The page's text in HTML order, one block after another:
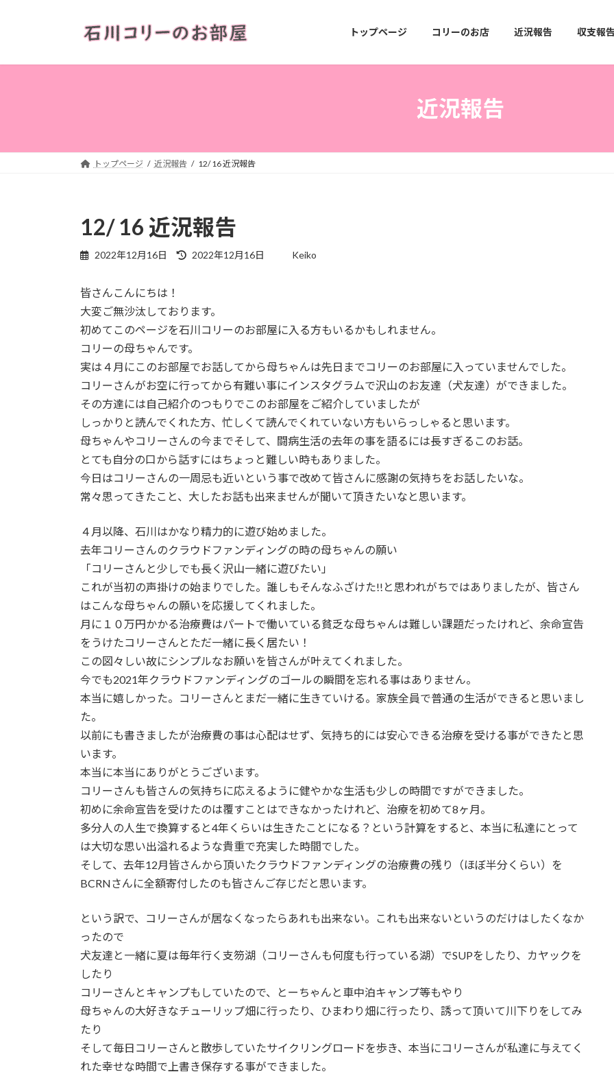
プ
動
トップページ コリーのお店 近況報告 収支報告
近況報告
トップページ 近況報告 12/ 16 近況報告
12/ 16 近況報告
2022年12月16日
最
日
時
:
2022年12月16日 Keiko
皆さんこんにちは！
大変ご無沙汰しております。
初めてこのページを石川コリーのお部屋に入る方もいるかもしれません。
コリーの母ちゃんです。
実は４月にこのお部屋でお話してから母ちゃんは先日までコリーのお部屋に入っていませんでした。
コリーさんがお空に行ってから有難い事にインスタグラムで沢山のお友達（犬友達）ができました。
その方達には自己紹介のつもりでこのお部屋をご紹介していましたが
しっかりと読んでくれた方、忙しくて読んでくれていない方もいらっしゃると思います。
母ちゃんやコリーさんの今までそして、闘病生活の去年の事を語るには長すぎるこのお話。
とても自分の口から話すにはちょっと難しい時もありました。
今日はコリーさんの一周忌も近いという事で改めて皆さんに感謝の気持ちをお話したいな。
常々思ってきたこと、大したお話も出来ませんが聞いて頂きたいなと思います。
４月以降、石川はかなり精力的に遊び始めました。
去年コリーさんのクラウドファンディングの時の母ちゃんの願い
「コリーさんと少しでも長く沢山一緒に遊びたい」
これが当初の声掛けの始まりでした。誰しもそんなふざけた!!と思われがちではありましたが、皆さん
はこんな母ちゃんの願いを応援してくれました。
月に１０万円かかる治療費はパートで働いている貧乏な母ちゃんは難しい課題だったけれど、余命宣告
をうけたコリーさんとただ一緒に長く居たい！
この図々しい故にシンプルなお願いを皆さんが叶えてくれました。
今でも2021年クラウドファンディングのゴールの瞬間を忘れる事はありません。
本当に嬉しかった。コリーさんとまだ一緒に生きていける。家族全員で普通の生活ができると思いまし
た。
以前にも書きましたが治療費の事は心配はせず、気持ち的には安心できる治療を受ける事ができたと思
います。
本当に本当にありがとうございます。
コリーさんも皆さんの気持ちに応えるように健やかな生活も少しの時間ですができました。
初めに余命宣告を受けたのは覆すことはできなかったけれど、治療を初めて8ヶ月。
多分人の人生で換算すると4年くらいは生きたことになる？という計算をすると、本当に私達にとって
は大切な思い出溢れるような貴重で充実した時間でした。
そして、去年12月皆さんから頂いたクラウドファンディングの治療費の残り（ほぼ半分くらい）を
BCRNさんに全額寄付したのも皆さんご存じだと思います。
という訳で、コリーさんが居なくなったらあれも出来ない。これも出来ないというのだけはしたくなか
ったので
犬友達と一緒に夏は毎年行く支笏湖（コリーさんも何度も行っている湖）でSUPをしたり、カヤックを
したり
コリーさんとキャンプもしていたので、とーちゃんと車中泊キャンプ等もやり
母ちゃんの大好きなチューリップ畑に行ったり、ひまわり畑に行ったり、誘って頂いて川下りをしてみ
たり
そして毎日コリーさんと散歩していたサイクリングロードを歩き、本当にコリーさんが私達に与えてく
れた幸せな時間で上書き保存する事ができました。